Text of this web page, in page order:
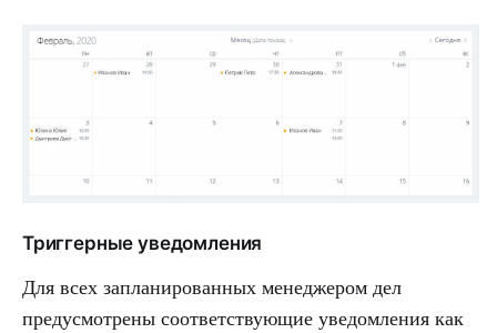
Триггерные уведомления
Для всех запланированных менеджером дел
предусмотрены соответствующие уведомления как